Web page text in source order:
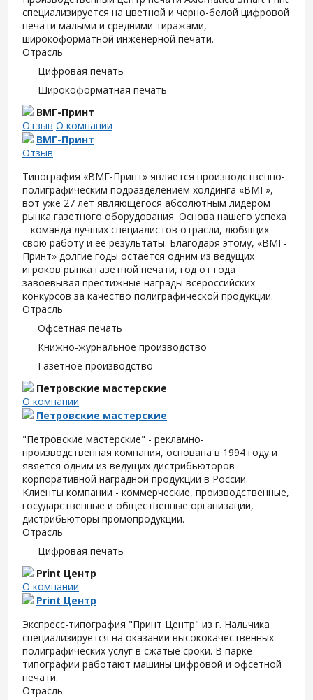
специализируется на цветной и черно-белой цифровой
печати малыми и средними тиражами,
широкоформатной инженерной печати.
Отрасль
Цифровая печать
Широкоформатная печать
ВМГ-Принт
Отзыв О компании
ВМГ-Принт
Отзыв
Типография «ВМГ-Принт» является производственно-
полиграфическим подразделением холдинга «ВМГ»,
вот уже 27 лет являющегося абсолютным лидером
рынка газетного оборудования. Основа нашего успеха
– команда лучших специалистов отрасли, любящих
свою работу и ее результаты. Благодаря этому, «ВМГ-
Принт» долгие годы остается одним из ведущих
игроков рынка газетной печати, год от года
завоевывая престижные награды всероссийских
конкурсов за качество полиграфической продукции.
Отрасль
Офсетная печать
Книжно-журнальное производство
Газетное производство
Петровские мастерские
О компании
Петровские мастерские
"Петровские мастерские" - рекламно-
производственная компания, основана в 1994 году и
явяется одним из ведущих дистрибьюторов
корпоративной наградной продукции в России.
Клиенты компании - коммерческие, производственные,
государственные и общественные организации,
дистрибьюторы промопродукции.
Отрасль
Цифровая печать
Print Центр
О компании
Print Центр
Экспресс-типография "Принт Центр" из г. Нальчика
специализируется на оказании высококачественных
полиграфических услуг в сжатые сроки. В парке
типографии работают машины цифровой и офсетной
печати.
Отрасль